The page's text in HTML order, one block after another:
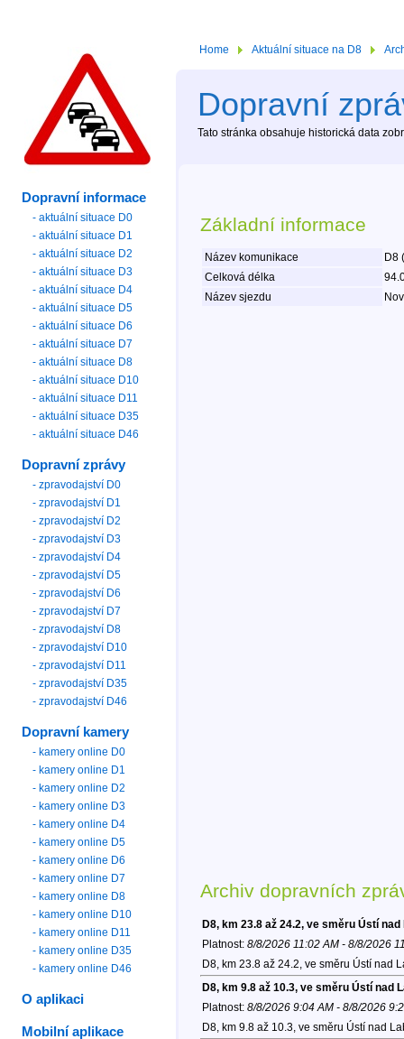
Home Aktuální situace na D8
Dopravní
Tato stránka obsahuje historická data
Základní informace
Název komunikace
D8
Celková délka
Název sjezdu
Archiv dopravních
D8, km 23.8 až 24.2, ve směru Ústí nad
Platnost: 8/8/2026 11:02 AM - 8/8/2026
D8, km 23.8 až 24.2, ve směru Ústí nad
D8, km 9.8 až 10.3, ve směru Ústí nad
Platnost: 8/8/2026 9:04 AM - 8/8/2026
D8, km 9.8 až 10.3, ve směru Ústí nad
Dopravní informace
- aktuální situace D0
- aktuální situace D1
- aktuální situace D2
- aktuální situace D3
- aktuální situace D4
- aktuální situace D5
- aktuální situace D6
- aktuální situace D7
- aktuální situace D8
- aktuální situace D10
- aktuální situace D11
- aktuální situace D35
- aktuální situace D46
Dopravní zprávy
- zpravodajství D0
- zpravodajství D1
- zpravodajství D2
- zpravodajství D3
- zpravodajství D4
- zpravodajství D5
- zpravodajství D6
- zpravodajství D7
- zpravodajství D8
- zpravodajství D10
- zpravodajství D11
- zpravodajství D35
- zpravodajství D46
Dopravní kamery
- kamery online D0
- kamery online D1
- kamery online D2
- kamery online D3
- kamery online D4
- kamery online D5
- kamery online D6
- kamery online D7
- kamery online D8
- kamery online D10
- kamery online D11
- kamery online D35
- kamery online D46
O aplikaci
Mobilní aplikace